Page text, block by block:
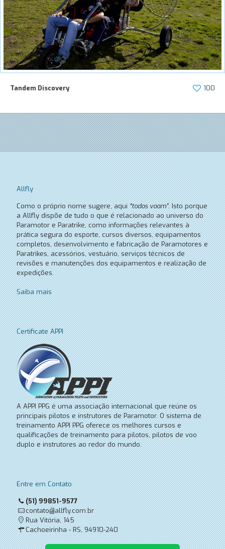
Tandem Discovery 100
Allfly
Como o próprio nome sugere, aqui“todos voam”. Isto porque
a Allfly dispõe de tudo o que é relacionado ao universo do
Paramotor e Paratrike, como informações relevantes à
prática segura do esporte, cursos diversos, equipamentos
completos, desenvolvimento e fabricação de Paramotores e
Paratrikes, acessórios, vestuário, serviços técnicos de
revisões e manutenções dos equipamentos e realização de
expedições.
Saiba mais
Certificate APPI
A APPI PPG é uma associação internacional que reúne os
principais pilotos e instrutores de Paramotor. O sistema de
treinamento APPI PPG oferece os melhores cursos e
qualificações de treinamento para pilotos, pilotos de voo
duplo e instrutores ao redor do mundo.
Entre em Contato
(51) 99851-9577
contato@allfly.com.br
Rua Vitória, 145
Cachoeirinha - RS, 94910-240